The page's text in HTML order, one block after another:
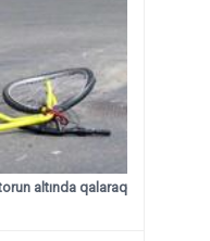
altında qalaraq